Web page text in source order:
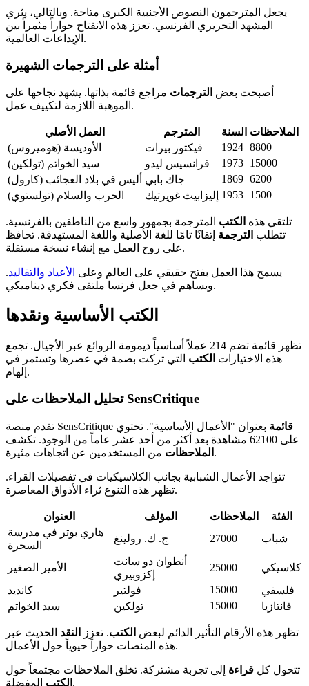
يجعل المترجمون النصوص الأجنبية الكبرى متاحة. وبالتالي، يثري
المشهد التحريري الفرنسي. تعزز هذه الانفتاح حواراً مثمراً بين
الإبداعات العالمية.
أمثلة على الترجمات الشهيرة
أصبحت بعض الترجمات مراجع قائمة بذاتها. يشهد نجاحها على
الموهبة اللازمة لتكييف عمل.
العمل الأصلي المترجم السنة الملاحظات
الأوديسة (هوميروس)
فيكتور بيرات 1924 8800
سيد الخواتم (تولكين)
فرانسيس ليدو 1973 15000
أليس في بلاد العجائب (كارول) جاك بابي 1869 6200
الحرب والسلام (تولستوي)
إليزابيث غويرتيك 1953 1500
تلتقي هذه الكتب المترجمة بجمهور واسع من الناطقين بالفرنسية.
تتطلب الترجمة إتقانًا تامًا للغة الأصلية واللغة المستهدفة. تحافظ
على روح العمل مع إنشاء نسخة مستقلة.
يسمح هذا العمل بفتح حقيقي على العالم وعلى الأعياد والتقاليد.
ويساهم في جعل فرنسا ملتقى فكري ديناميكي.
الكتب الأساسية ونقدها
تظهر قائمة تضم 214 عملاً أساسياً ديمومة الروائع عبر الأجيال. تجمع
هذه الاختيارات الكتب التي تركت بصمة في عصرها وتستمر في
إلهام.
تحليل الملاحظات على SensCritique
تقدم منصة SensCritique قائمة بعنوان "الأعمال الأساسية". تحتوي
على 62100 مشاهدة بعد أكثر من أحد عشر عاماً من الوجود. تكشف
الملاحظات من المستخدمين عن اتجاهات مثيرة.
تتواجد الأعمال الشبابية بجانب الكلاسيكيات في تفضيلات القراء.
تظهر هذه التنوع ثراء الأذواق المعاصرة.
العنوان المؤلف الملاحظات
الفئة
هاري بوتر في مدرسة
السحرة
ج. ك. رولينغ 27000 شباب
الأمير الصغير
أنطوان دو سانت
إكزوبيري
25000
كلاسيكي
كانديد
فولتير 15000
فلسفي
سيد الخواتم
تولكين 15000 فانتازيا
تظهر هذه الأرقام التأثير الدائم لبعض الكتب. تعزز النقد الحديث عبر
هذه المنصات حواراً حيوياً حول الأعمال.
تتحول كل قراءة إلى تجربة مشتركة. تخلق الملاحظات مجتمعاً حول
الكتب المفضلة.